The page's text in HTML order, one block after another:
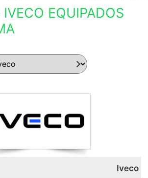
EQUIPADOS
Iveco